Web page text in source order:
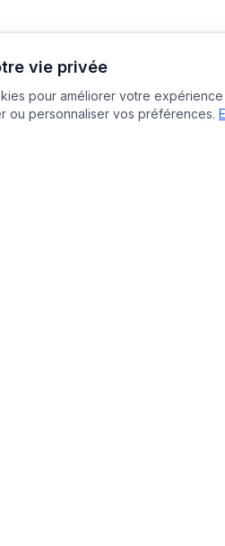
vie privée
pour améliorer votre
ou personnaliser vos préférences.